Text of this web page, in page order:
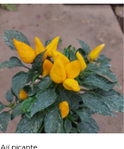
Ají picante